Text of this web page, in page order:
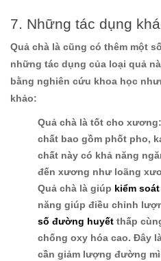
7. Những tác dụng
Quả chà là cũng có thêm một
những tác dụng của loại quả
bằng nghiên cứu khoa học
khảo:
Quả chà là tốt cho xương:
chất bao gồm phốt pho,
chất này có khả năng
đến xương như loãng
Quả chà là giúp kiểm
năng giúp điều chỉnh
số đường huyết thấp
chống oxy hóa cao. Đây
cần giảm lượng đường